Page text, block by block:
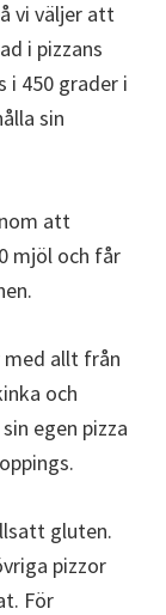
vi väljer att
i pizzans
i 450 grader i
sin
att
mjöl och får
med allt från
och
egen pizza
gluten.
pizzor
För